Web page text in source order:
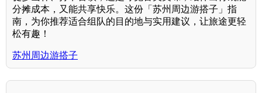
分摊成本，又能共享快乐。这份「苏州周边游搭子」指
南，为你推荐适合组队的目的地与实用建议，让旅途更轻
松有趣！
苏州周边游搭子